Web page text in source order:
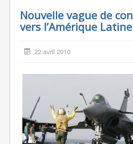
Nouvelle vague de
vers l’Amérique
22 avril 2010